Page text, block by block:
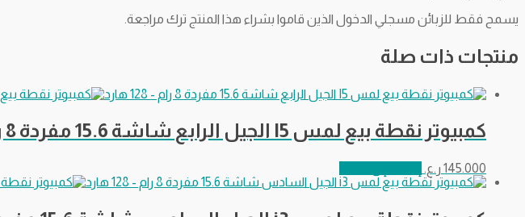
يسمح فقط للزبائن مسجلي الدخول الذين قاموا بشراء هذا المنتج ترك مراجعة.
منتجات ذات صلة
كمبيوتر نقطة بيع لمس I5 الجيل الرابع شاشة 15.6 مفردة 8 رام – 128 هارد
145.000 ر.ع.